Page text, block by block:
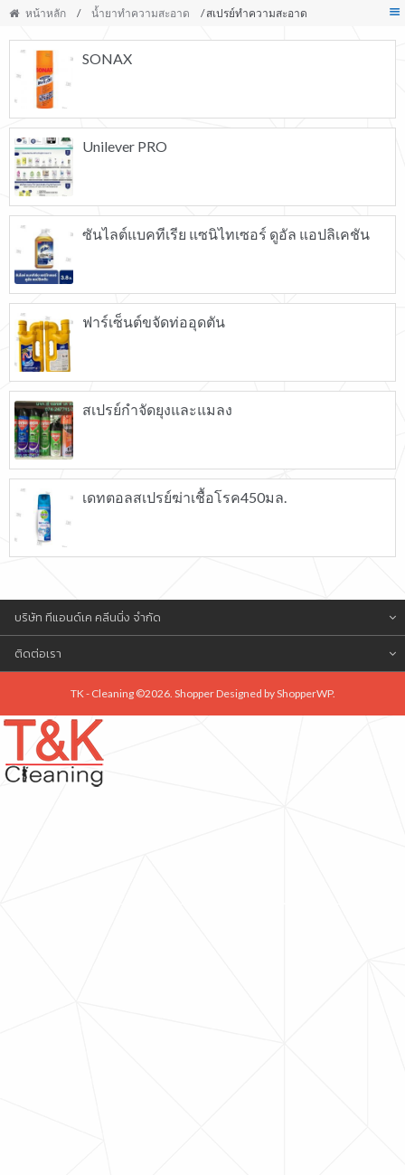
หน้าหลัก / น้ำยาทำความสะอาด / สเปรย์ทำความสะอาด
SONAX
Unilever PRO
ซันไลต์แบคทีเรีย แซนิไทเซอร์ ดูอัล แอปลิเคชัน
ฟาร์เซ็นต์ขจัดท่ออุดตัน
สเปรย์กำจัดยุงและแมลง
เดทตอลสเปรย์ฆ่าเชื้อโรค450มล.
บริษัท ทีแอนด์เค คลีนนิ่ง จำกัด
ติดต่อเรา
TK - Cleaning ©2026. Shopper Designed byShopperWP.